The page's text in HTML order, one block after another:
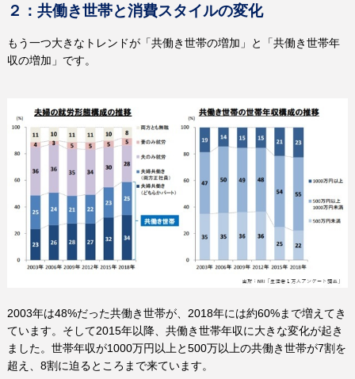
２：共働き世帯と消費スタイルの変化
もう一つ大きなトレンドが「共働き世帯の増加」と「共働き世帯年
収の増加」です。
2003年は48%だった共働き世帯が、 2018年には約60%まで増えてき
ています。そして2015年以降、共働き世帯年収に大きな変化が起き
ました。世帯年収が1000万円以上と500万以上の共働き世帯が7割を
超え、 8割に迫るところまで来ています。